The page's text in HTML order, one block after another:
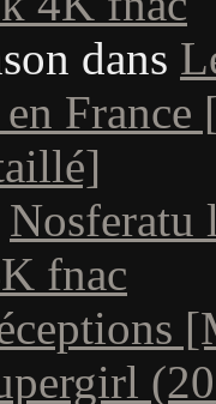
dans
Nosferatu
fnac